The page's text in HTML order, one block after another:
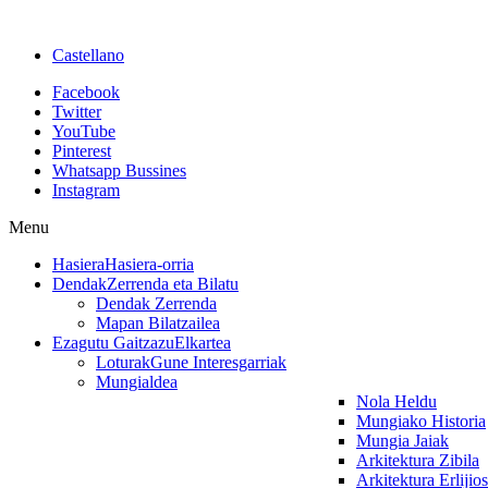
Castellano
Facebook
Twitter
YouTube
Pinterest
Whatsapp Bussines
Instagram
Menu
HasieraHasiera-orria
DendakZerrenda eta Bilatu
Dendak Zerrenda
Mapan Bilatzailea
Ezagutu GaitzazuElkartea
LoturakGune Interesgarriak
Mungialdea
Nola Heldu
Mungiako Historia
Mungia Jaiak
Arkitektura Zibila
Arkitektura